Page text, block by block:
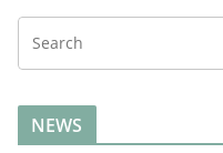
NEWS